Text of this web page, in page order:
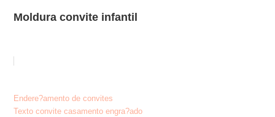
Moldura convite infantil
Post
Endere?amento de convites
Texto convite casamento engra?ado